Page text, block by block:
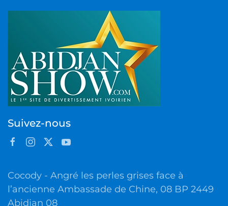
Suivez-nous
Cocody - Angré les perles grises face à
l’ancienne Ambassade de Chine, 08 BP 2449
Abidjan 08